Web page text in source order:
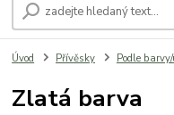
Úvod Přívěsky Podle
Zlatá barva